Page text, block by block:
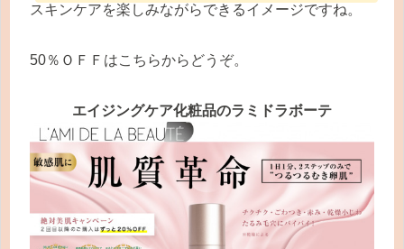
スキンケアを楽しみながらできるイメージですね。
50％ＯＦＦはこちらからどうぞ。
エイジングケア化粧品のラミドラボーテ